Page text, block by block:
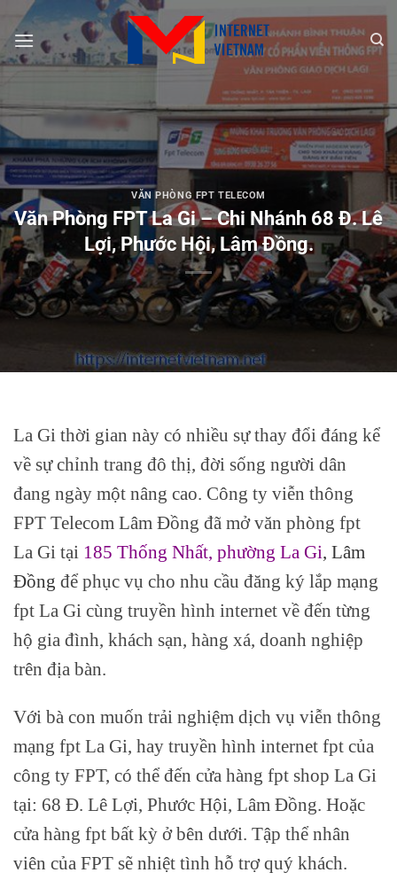
Chuyển
đến
nội
VĂN PHÒNG FPT TELECOM
Văn Phòng FPT La Gi – Chi Nhánh 68 Đ. Lê
Lợi, Phước Hội, Lâm Đồng.
La Gi thời gian này có nhiều sự thay đổi đáng kể
về sự chỉnh trang đô thị, đời sống người dân
đang ngày một nâng cao. Công ty viễn thông
FPT Telecom Lâm Đồng đã mở văn phòng fpt
La Gi tại 185 Thống Nhất, phường La Gi, Lâm
Đồng để phục vụ cho nhu cầu đăng ký lắp mạng
fpt La Gi cùng truyền hình internet về đến từng
hộ gia đình, khách sạn, hàng xá, doanh nghiệp
trên địa bàn.
Với bà con muốn trải nghiệm dịch vụ viễn thông
mạng fpt La Gi, hay truyền hình internet fpt của
công ty FPT, có thể đến cửa hàng fpt shop La Gi
tại: 68 Đ. Lê Lợi, Phước Hội, Lâm Đồng. Hoặc
cửa hàng fpt bất kỳ ở bên dưới. Tập thể nhân
viên của FPT sẽ nhiệt tình hỗ trợ quý khách.